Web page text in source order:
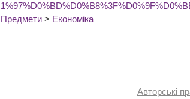
Предмети > Економіка
Авторські